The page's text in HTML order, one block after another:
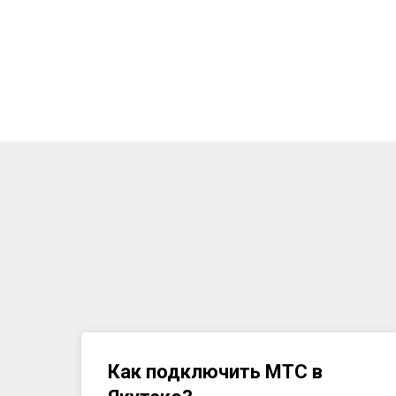
Как подключить МТС в